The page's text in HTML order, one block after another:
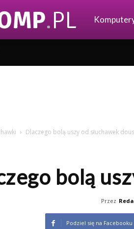
Ajkomp.pl
Dlaczego bolą uszy od słuchawek
bolą
Przez
Podziel się na Facebooku